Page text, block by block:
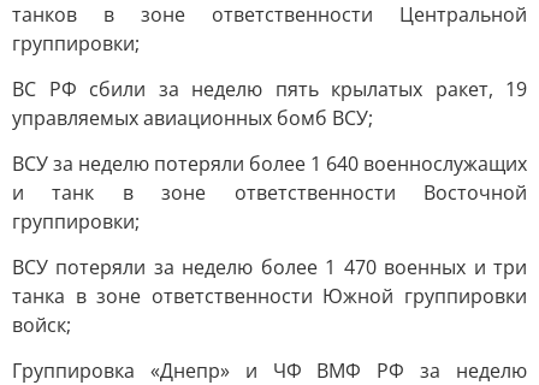
танков в зоне ответственности Центральной
группировки;
ВС РФ сбили за неделю пять крылатых ракет, 19
управляемых авиационных бомб ВСУ;
ВСУ за неделю потеряли более 1 640 военнослужащих
и танк в зоне ответственности Восточной
группировки;
ВСУ потеряли за неделю более 1 470 военных и три
танка в зоне ответственности Южной группировки
войск;
Группировка «Днепр» и ЧФ ВМФ РФ за неделю